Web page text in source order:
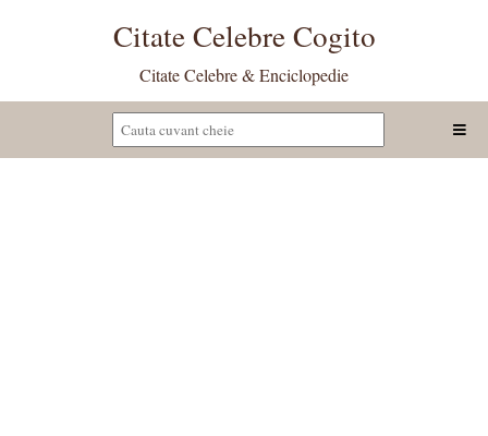
Citate Celebre Cogito
Citate Celebre & Enciclopedie